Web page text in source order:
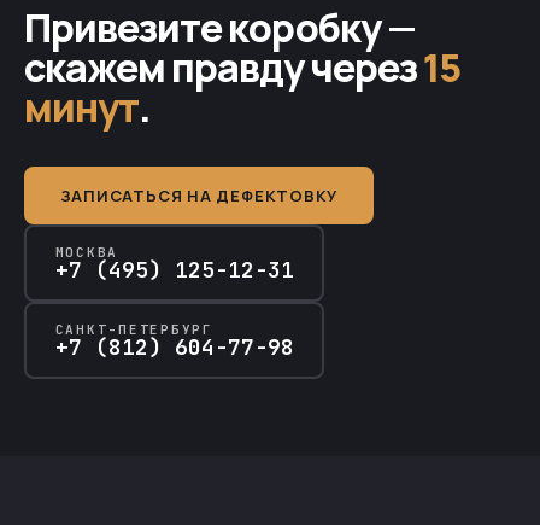
Привезите коробку —
скажем правду через15
минут.
ЗАПИСАТЬСЯ НА ДЕФЕКТОВКУ
МОСКВА
+7 (495) 125-12-31
САНКТ-ПЕТЕРБУРГ
+7 (812) 604-77-98